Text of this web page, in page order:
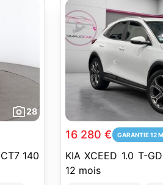
28
140
16 280 € GARANTIE 12
KIA XCEED 1.0 T-
12 mois